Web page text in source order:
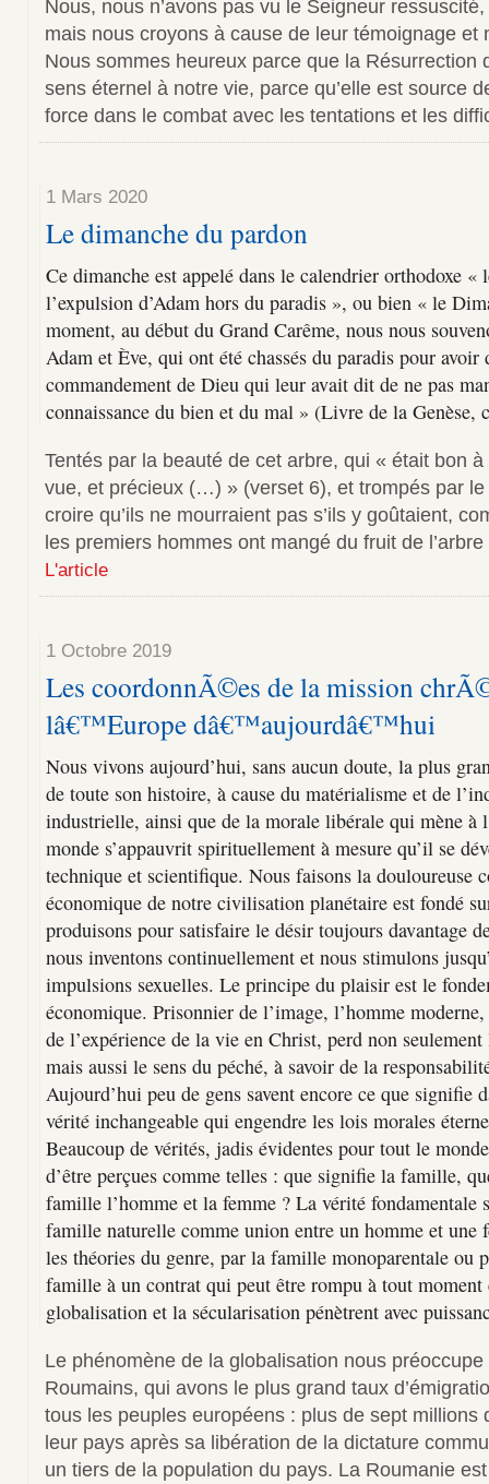
Nous, nous n’avons pas vu le Seigneur
mais nous croyons à cause de leur témoignage et
Nous sommes heureux parce que la Résurrection
sens éternel à notre vie, parce qu’elle est source
force dans le combat avec les tentations et les
1 Mars 2020
Le dimanche du pardon
Ce dimanche est appelé dans le calendrier orthodoxe «
l’expulsion d’Adam hors du paradis », ou bien « le
moment, au début du Grand Carême, nous nous
Adam et Ève, qui ont été chassés du paradis pour avoir
commandement de Dieu qui leur avait dit de ne pas
connaissance du bien et du mal » (Livre de la Genèse,
Tentés par la beauté de cet arbre, qui « était bon
vue, et précieux (…) » (verset 6), et trompés par
croire qu’ils ne mourraient pas s’ils y goûtaient,
les premiers hommes ont mangé du fruit de
L'article
1 Octobre 2019
Les coordonnÃ©es de la mission
lâ€™Europe dâ€™aujourdâ€™hui
Nous vivons aujourd’hui, sans aucun doute, la plus
de toute son histoire, à cause du matérialisme et de
industrielle, ainsi que de la morale libérale qui mène à
monde s’appauvrit spirituellement à mesure qu’il se
technique et scientifique. Nous faisons la douloureuse
économique de notre civilisation planétaire est fondé
produisons pour satisfaire le désir toujours davantage
nous inventons continuellement et nous stimulons
impulsions sexuelles. Le principe du plaisir est le
économique. Prisonnier de l’image, l’homme
de l’expérience de la vie en Christ, perd non
mais aussi le sens du péché, à savoir de la
Aujourd’hui peu de gens savent encore ce que signifie
vérité inchangeable qui engendre les lois morales
Beaucoup de vérités, jadis évidentes pour tout le
d’être perçues comme telles : que signifie la famille,
famille l’homme et la femme ? La vérité fondamentale
famille naturelle comme union entre un homme et une
les théories du genre, par la famille monoparentale ou
famille à un contrat qui peut être rompu à tout moment
globalisation et la sécularisation pénètrent avec
Le phénomène de la globalisation nous
Roumains, qui avons le plus grand taux
tous les peuples européens : plus de sept millions
leur pays après sa libération de la dictature
un tiers de la population du pays. La Roumanie